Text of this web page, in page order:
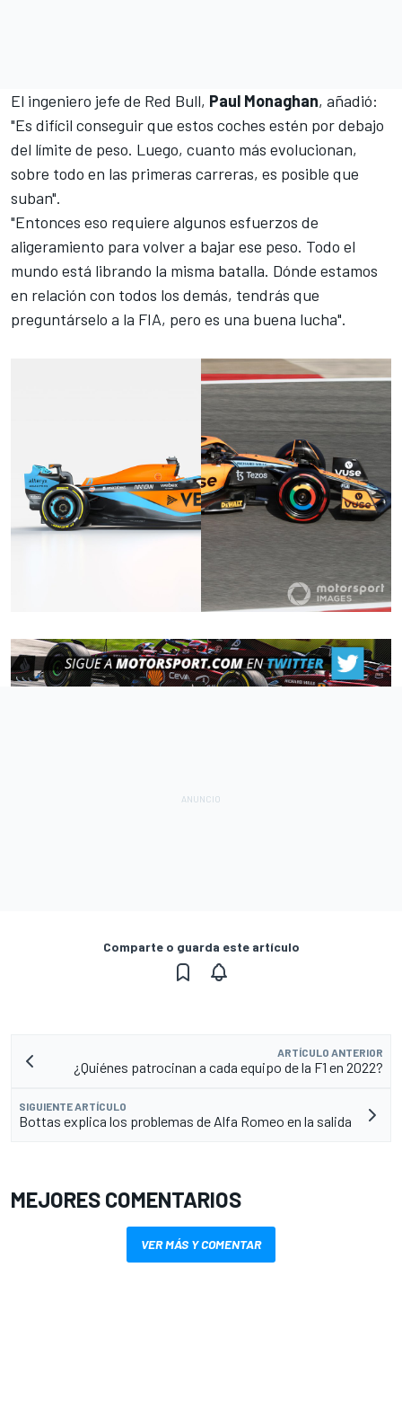
El ingeniero jefe de Red Bull, Paul Monaghan, añadió:
"Es difícil conseguir que estos coches estén por debajo
del límite de peso. Luego, cuanto más evolucionan,
sobre todo en las primeras carreras, es posible que
suban".
"Entonces eso requiere algunos esfuerzos de
aligeramiento para volver a bajar ese peso. Todo el
mundo está librando la misma batalla. Dónde estamos
en relación con todos los demás, tendrás que
preguntárselo a la FIA, pero es una buena lucha".
Comparte o guarda este artículo
ARTÍCULO ANTERIOR
¿Quiénes patrocinan a cada equipo de la F1 en 2022?
SIGUIENTE ARTÍCULO
Bottas explica los problemas de Alfa Romeo en la salida
MEJORES COMENTARIOS
VER MÁS Y COMENTAR